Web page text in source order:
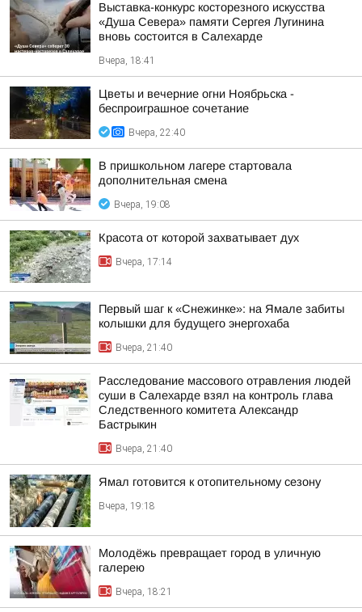
Выставка-конкурс косторезного искусства
«Душа Севера» памяти Сергея Лугинина
вновь состоится в Салехарде
Вчера, 18:41
Цветы и вечерние огни Ноябрьска -
беспроиграшное сочетание
Вчера, 22:40
В пришкольном лагере стартовала
дополнительная смена
Вчера, 19:08
Красота от которой захватывает дух
Вчера, 17:14
Первый шаг к «Снежинке»: на Ямале забиты
колышки для будущего энергохаба
Вчера, 21:40
Расследование массового отравления людей
суши в Салехарде взял на контроль глава
Следственного комитета Александр
Бастрыкин
Вчера, 21:40
Ямал готовится к отопительному сезону
Вчера, 19:18
Молодёжь превращает город в уличную
галерею
Вчера, 18:21